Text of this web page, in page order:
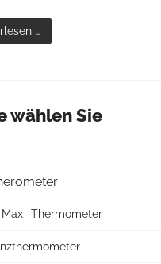
…
wählen Sie
Thermometer